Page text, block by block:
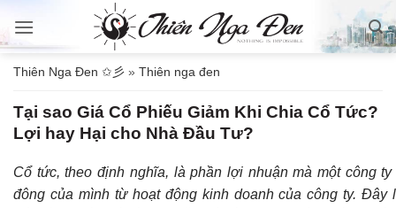
qua
dungThiên Nga Đen ✩彡 » Thiên nga đen
Tại sao Giá Cổ Phiếu Giảm Khi Chia Cổ Tức?
Lợi hay Hại cho Nhà Đầu Tư?
Cổ tức, theo định nghĩa, là phần lợi nhuận mà một công
đông của mình từ hoạt động kinh doanh của công ty. Đây